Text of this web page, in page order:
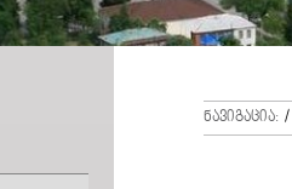
ნავიგაცია: /